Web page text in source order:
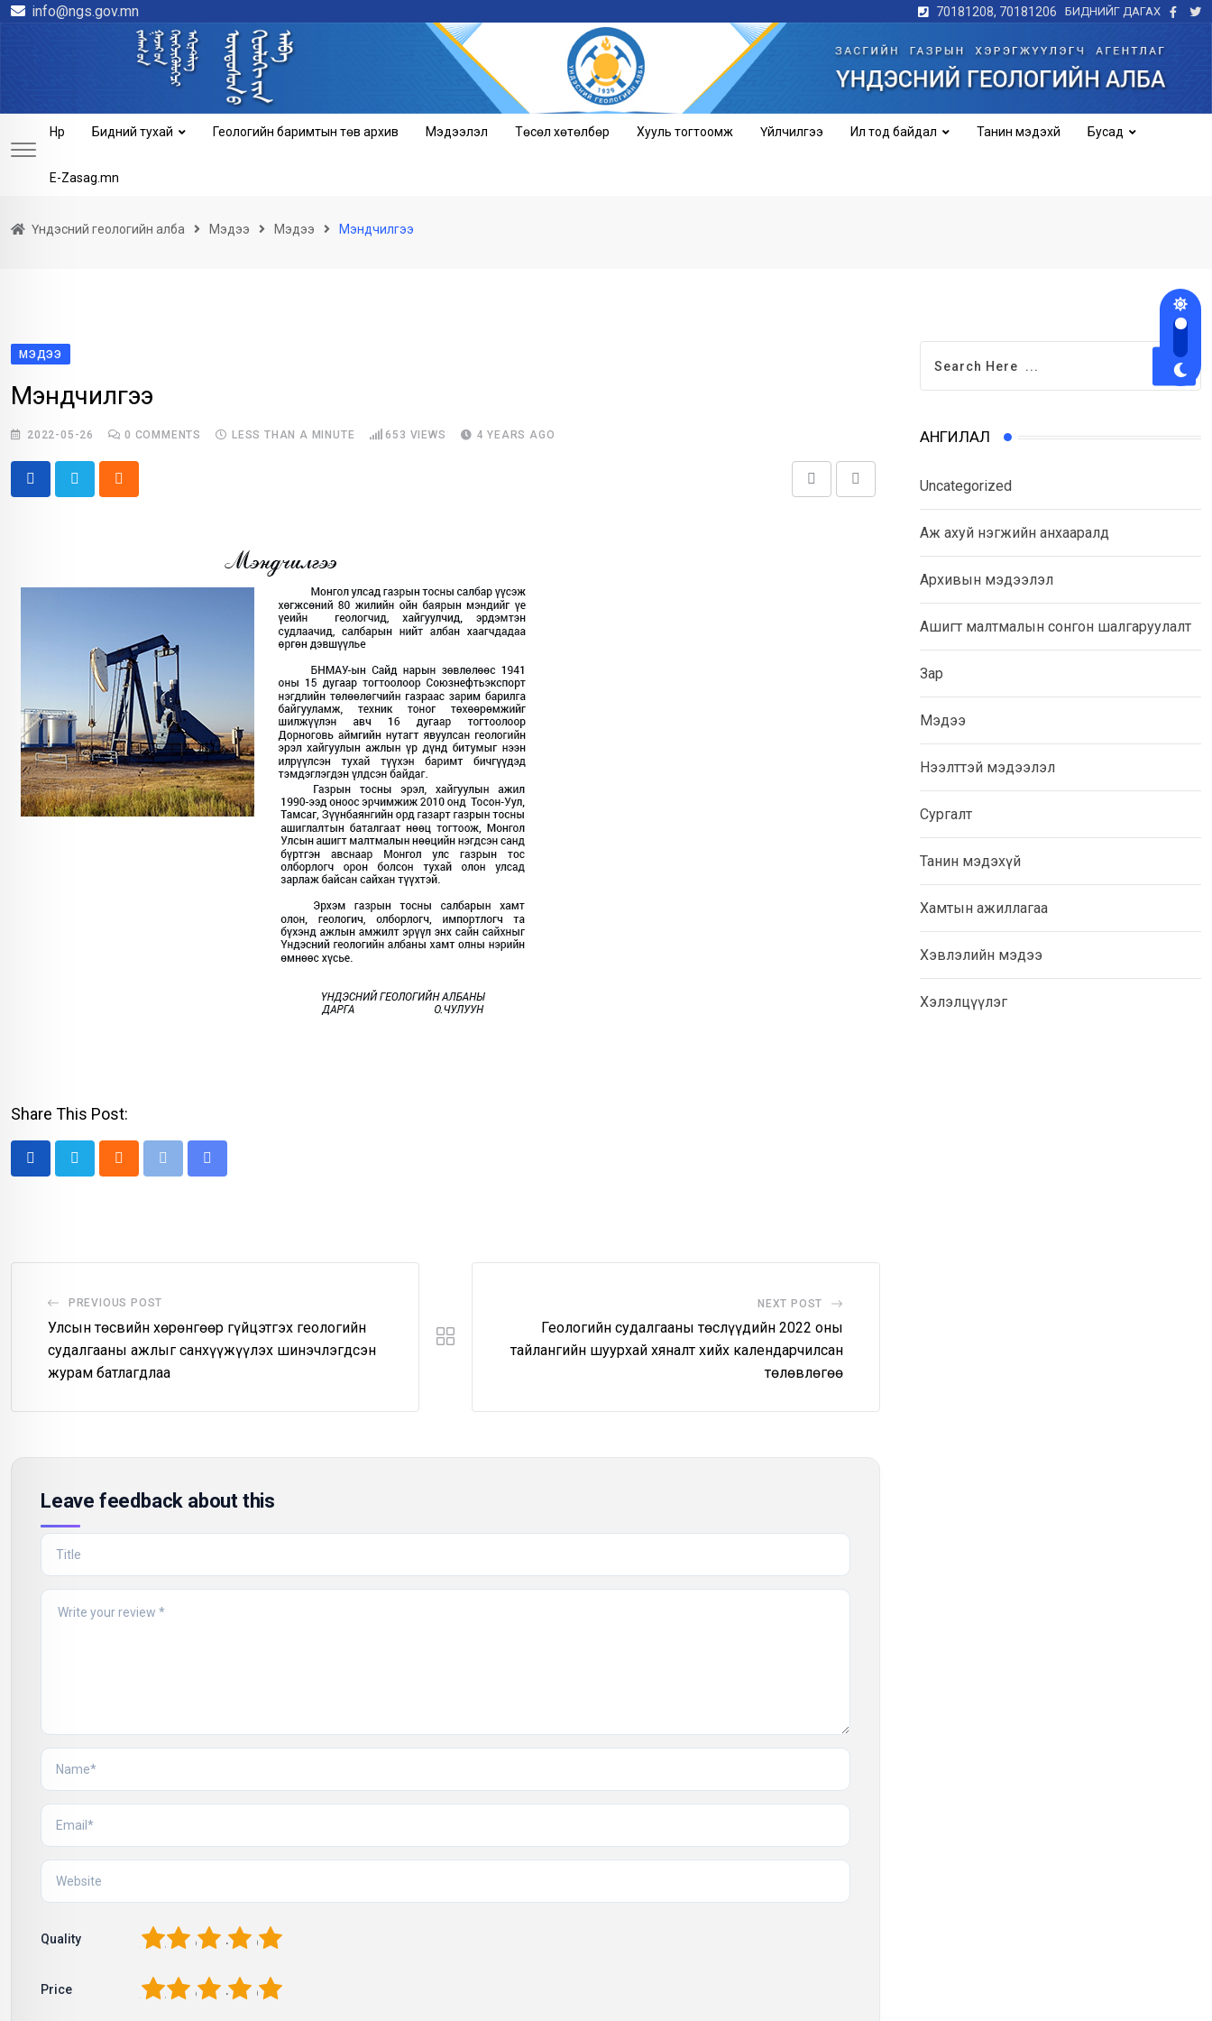
Skip info@ngs.gov.mn 70181208, 70181206 БИДНИЙГ ДАГАХ
Нүүр Бидний тухай Геологийн баримтын төв архив Мэдээлэл Төсөл хөтөлбөр Хууль тогтоомж Үйлчилгээ Ил тод байдал Танин мэдэхүй Бусад
E-Zasag.mn
Үндэсний геологийн алба Мэдээ Мэдээ Мэндчилгээ
МЭДЭЭ
Мэндчилгээ
2022-05-26 0 COMMENTS LESS THAN A MINUTE 653 VIEWS 4 YEARS AGO
Share This Post:
PREVIOUS POST
Улсын төсвийн хөрөнгөөр гүйцэтгэх геологийн
судалгааны ажлыг санхүүжүүлэх шинэчлэгдсэн
журам батлагдлаа
NEXT POST
Геологийн судалгааны төслүүдийн 2022 оны
тайлангийн шуурхай хяналт хийх календарчилсан
төлөвлөгөө
Leave feedback about this
Quality 5
4
3
2
Price 5
4
3
2
АНГИЛАЛ
Uncategorized
Аж ахуй нэгжийн анхааралд
Архивын мэдээлэл
Ашигт малтмалын сонгон шалгаруулалт
Зар
Мэдээ
Нээлттэй мэдээлэл
Сургалт
Танин мэдэхүй
Хамтын ажиллагаа
Хэвлэлийн мэдээ
Хэлэлцүүлэг